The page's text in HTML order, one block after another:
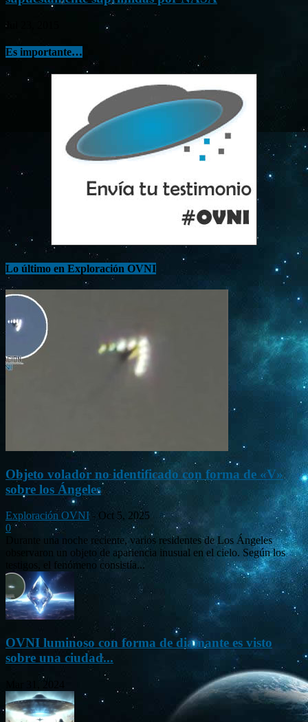
Jul 23, 2015
Es importante…
Lo último en Exploración OVNI
Objeto volador no identificado con forma de «V»
sobre los Ángeles
Exploración OVNI - Oct 5, 2025
0
Durante una noche reciente, varios residentes de Los Ángeles
observaron un objeto de apariencia inusual en el cielo. Según los
testigos, el fenómeno consistía...
OVNI luminoso con forma de diamante es visto
sobre una ciudad...